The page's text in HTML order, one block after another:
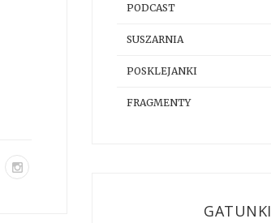
PODCAST
SUSZARNIA
POSKLEJANKI
FRAGMENTY
GATUNKI